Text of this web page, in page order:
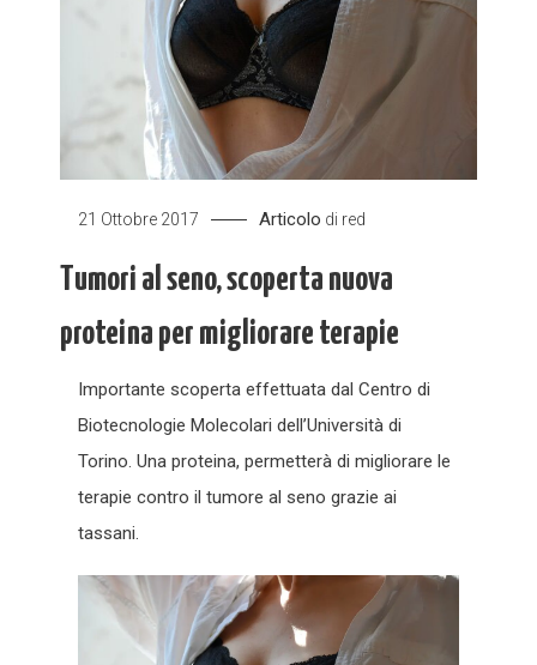
21 Ottobre 2017 Articolo di red
Tumori al seno, scoperta nuova
proteina per migliorare terapie
Importante scoperta effettuata dal Centro di
Biotecnologie Molecolari dell’Università di
Torino. Una proteina, permetterà di migliorare le
terapie contro il tumore al seno grazie ai
tassani.